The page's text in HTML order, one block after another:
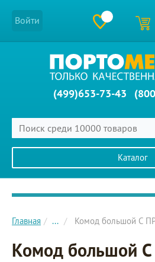
Войти
(499)653-73-43
Каталог
Главное меню сайта
Главная ... Комод большой C
Комод большой